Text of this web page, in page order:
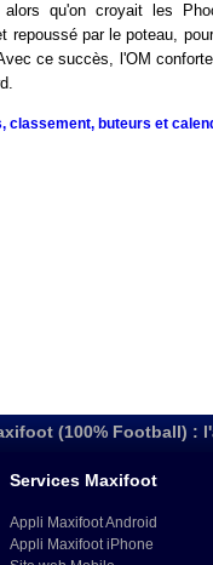
qu'on croyait les
repoussé par le poteau,
ce succès, l'OM
classement, buteurs et
(100% Football) :
Services Maxifoot
Appli Maxifoot Android
Appli Maxifoot iPhone